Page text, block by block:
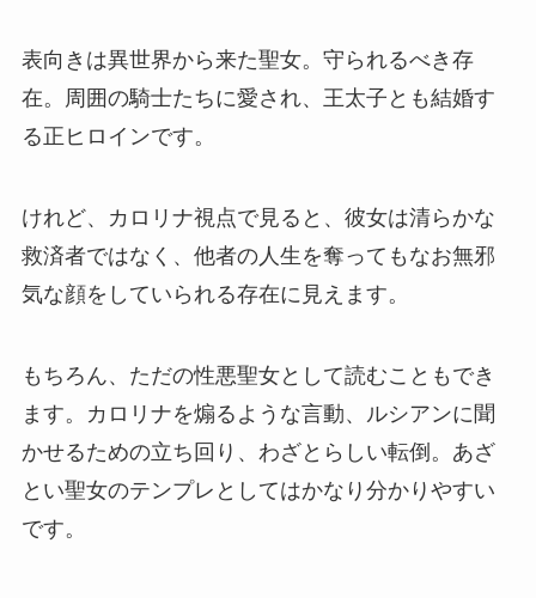
表向きは異世界から来た聖女。守られるべき存
在。周囲の騎士たちに愛され、王太子とも結婚す
る正ヒロインです。
けれど、カロリナ視点で見ると、彼女は清らかな
救済者ではなく、他者の人生を奪ってもなお無邪
気な顔をしていられる存在に見えます。
もちろん、ただの性悪聖女として読むこともでき
ます。カロリナを煽るような言動、ルシアンに聞
かせるための立ち回り、わざとらしい転倒。あざ
とい聖女のテンプレとしてはかなり分かりやすい
です。